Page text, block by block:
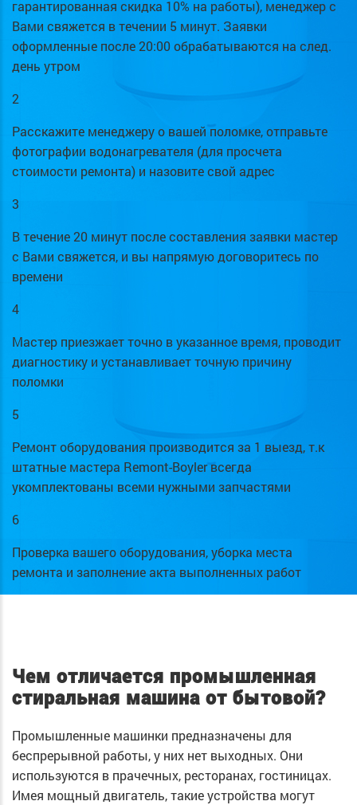
гарантированная скидка 10% на работы), менеджер с
Вами свяжется в течении 5 минут. Заявки
оформленные после 20:00 обрабатываются на след.
день утром
2
Расскажите менеджеру о вашей поломке, отправьте
фотографии водонагревателя (для просчета
стоимости ремонта) и назовите свой адрес
3
В течение 20 минут после составления заявки мастер
с Вами свяжется, и вы напрямую договоритесь по
времени
4
Мастер приезжает точно в указанное время, проводит
диагностику и устанавливает точную причину
поломки
5
Ремонт оборудования производится за 1 выезд, т.к
штатные мастера Remont-Boyler всегда
укомплектованы всеми нужными запчастями
6
Проверка вашего оборудования, уборка места
ремонта и заполнение акта выполненных работ
Чем отличается промышленная
стиральная машина от бытовой?
Промышленные машинки предназначены для
беспрерывной работы, у них нет выходных. Они
используются в прачечных, ресторанах, гостиницах.
Имея мощный двигатель, такие устройства могут